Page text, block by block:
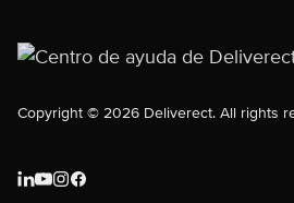
Copyright © 2026 Deliverect. All rights